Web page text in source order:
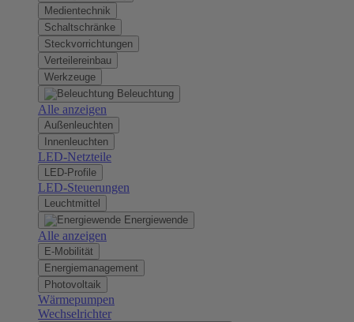
Medientechnik
Schaltschränke
Steckvorrichtungen
Verteilereinbau
Werkzeuge
Beleuchtung
Alle anzeigen
Außenleuchten
Innenleuchten
LED-Netzteile
LED-Profile
LED-Steuerungen
Leuchtmittel
Energiewende
Alle anzeigen
E-Mobilität
Energiemanagement
Photovoltaik
Wärmepumpen
Wechselrichter